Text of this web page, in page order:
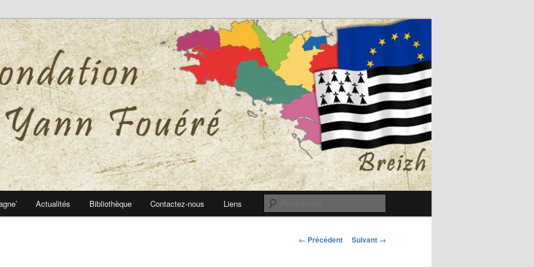
Fouéré
Fouéré
Actualités Bibliothèque Contactez-nous Liens
Navigation
← Précédent Suivant →